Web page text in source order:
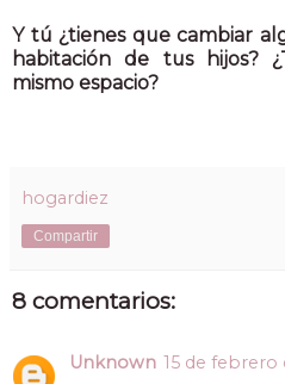
Y tú ¿tienes que cambiar
habitación de tus hijos?
mismo espacio?
hogardiez
Compartir
8 comentarios:
Unknown 15 de febrero